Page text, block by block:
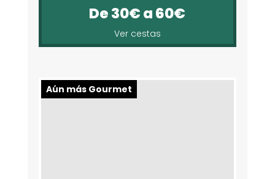
De 30€ a 60€
Ver cestas
Aún más Gourmet